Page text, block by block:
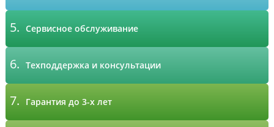
5. Сервисное обслуживание
6. Техподдержка и консультации
7. Гарантия до 3-х лет